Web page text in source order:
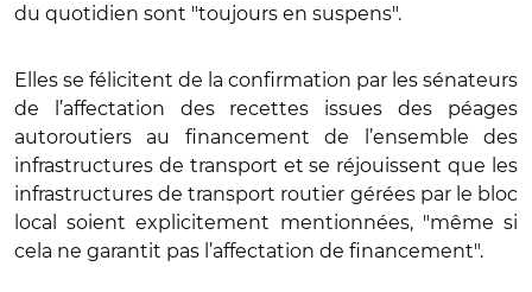
du quotidien sont "toujours en suspens".
Elles se félicitent de la confirmation par les sénateurs
de l’affectation des recettes issues des péages
autoroutiers au financement de l’ensemble des
infrastructures de transport et se réjouissent que les
infrastructures de transport routier gérées par le bloc
local soient explicitement mentionnées, "même si
cela ne garantit pas l’affectation de financement".